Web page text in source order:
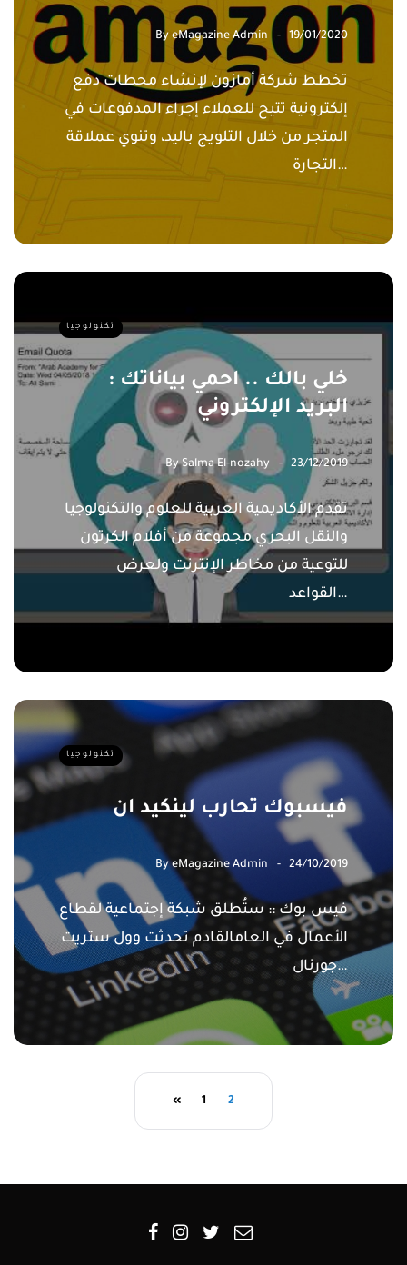
By eMagazine Admin 19/01/2020
تخطط شركة أمازون لإنشاء محطات دفع
إلكترونية تتيح للعملاء إجراء المدفوعات في
المتجر من خلال التلويج باليد، وتنوي عملاقة
التجارة…
تكنولوجيا
خلي بالك .. احمي بياناتك :
البريد الإلكتروني
BySalma El-nozahy 23/12/2019
تقدم الأكاديمية العربية للعلوم والتكنولوجيا
والنقل البحري مجموعة من أفلام الكرتون
للتوعية من مخاطر الإنترنت ولعرض
القواعد…
تكنولوجيا
فيسبوك تحارب لينكيد ان
ByeMagazine Admin 24/10/2019
فيس بوك :: ستُطلق شبكة إجتماعية لقطاع
الأعمال في العامالقادم تحدثت وول ستريت
جورنال…
« 1 2